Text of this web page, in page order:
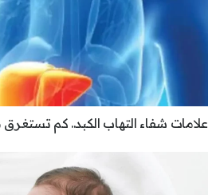
علامات شفاء التهاب الكبد.. كم تستغرق